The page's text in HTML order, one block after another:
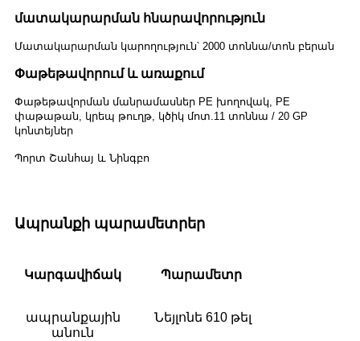
մատակարարման հնարավորություն
Մատակարարման կարողություն՝ 2000 տոննա/տոն բերան
Փաթեթավորում և առաքում
Փաթեթավորման մանրամասներ PE խողովակ, PE
փաթաթան, կրեպ թուղթ, կծիկ մոտ.11 տոննա / 20 GP
կոնտեյներ
Պորտ Շանհայ և Նինգբո
Ապրանքի պարամետրեր
Կարգավիճակ Պարամետր
ապրանքային
անուն
Նեյլոնե 610 թել